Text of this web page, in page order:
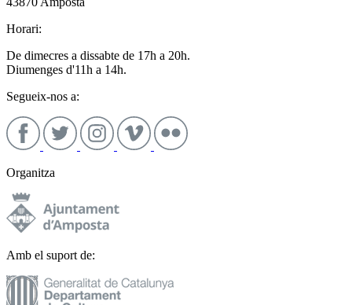
Horari:
De dimecres a dissabte de 17h a 20h.
Diumenges d'11h a 14h.
Segueix-nos a:
Organitza
Amb el suport de: